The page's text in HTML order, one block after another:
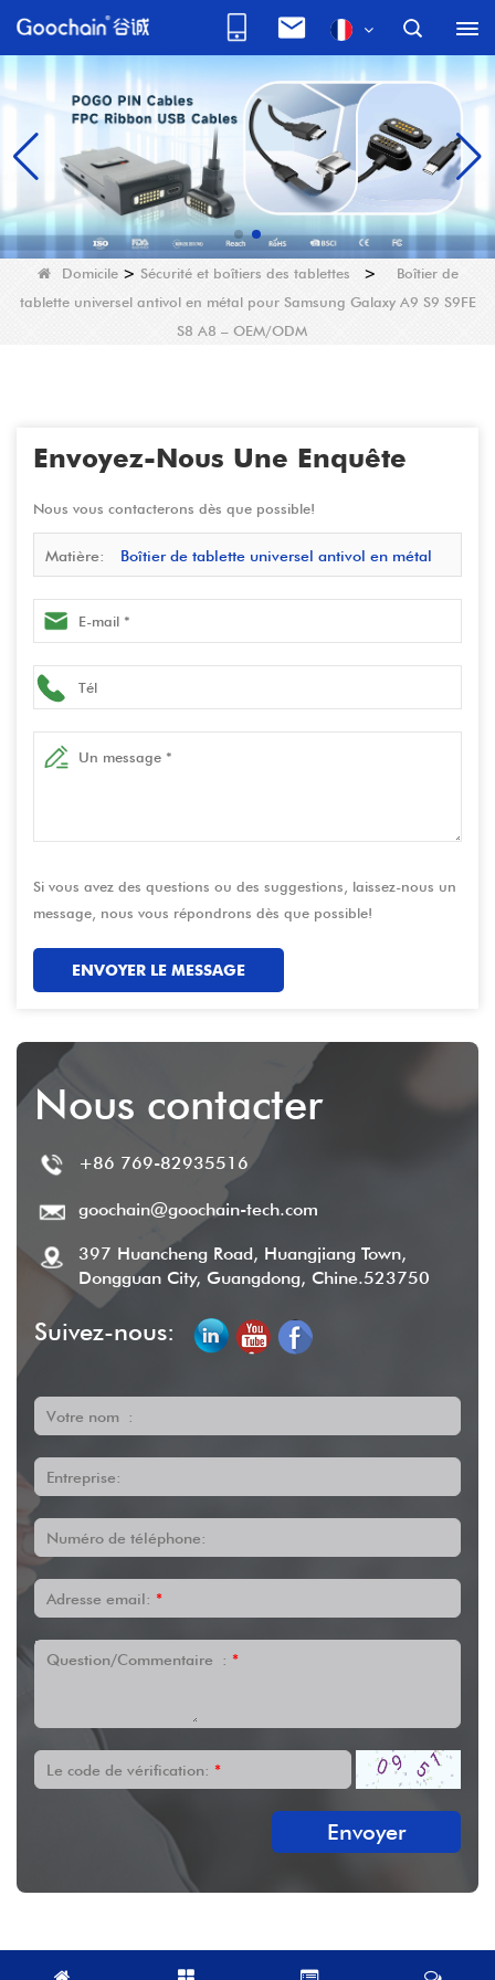
Domicile> Sécurité et boîtiers des tablettes >
Boîtier de
tablette universel antivol en métal pour Samsung Galaxy A9 S9 S9FE
S8 A8 – OEM/ODM
Envoyez-Nous Une Enquête
Nous vous contacterons dès que possible!
Matière: Boîtier de tablette universel antivol en métal
pour Samsung Galaxy A9 S9 S9FE S8 A8 – OEM/ODM
Si vous avez des questions ou des suggestions, laissez-nous un
message, nous vous répondrons dès que possible!
ENVOYER LE MESSAGE
Nous contacter
+86 769-82935516
goochain@goochain-tech.com
397 Huancheng Road, Huangjiang Town,
Dongguan City, Guangdong, Chine.523750
Suivez-nous:
Votre nom :
Entreprise:
Numéro de téléphone:
Adresse email: *
Question/Commentaire : *
Le code de vérification: *
Envoyer